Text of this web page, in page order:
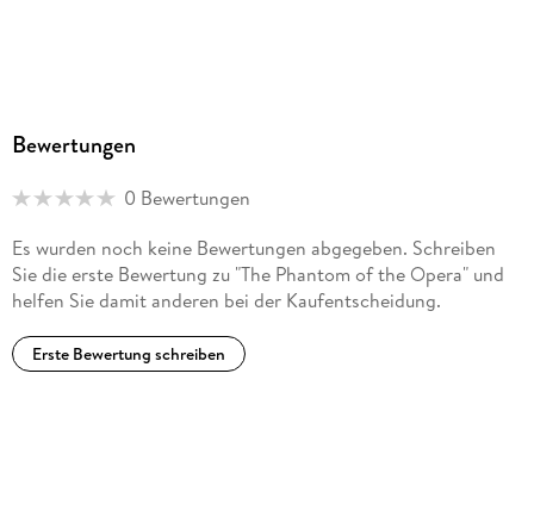
Bewertungen
0 Bewertungen
Es wurden noch keine Bewertungen abgegeben. Schreiben
Sie die erste Bewertung zu "The Phantom of the Opera" und
helfen Sie damit anderen bei der Kaufentscheidung.
Erste Bewertung schreiben